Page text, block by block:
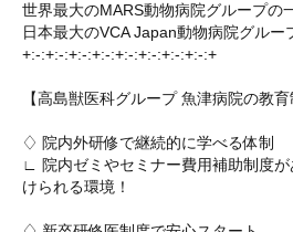
世界最大のMARS動物病院グループの
日本最大のVCA Japan動物病院グルー
+:-:+:-:+:-:+:-:+:-:+:-:+:-:+:-:+
【高島獣医科グループ 魚津病院の教育
♢ 院内外研修で継続的に学べる体制
∟ 院内ゼミやセミナー費用補助制度
けられる環境！